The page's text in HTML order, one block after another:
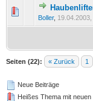
Boller,
0
Seiten (22): « Zurück 1
Neue Beiträge
Heißes Thema mit neuen